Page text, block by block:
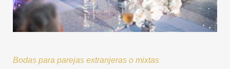
Bodas para parejas extranjeras o mixtas